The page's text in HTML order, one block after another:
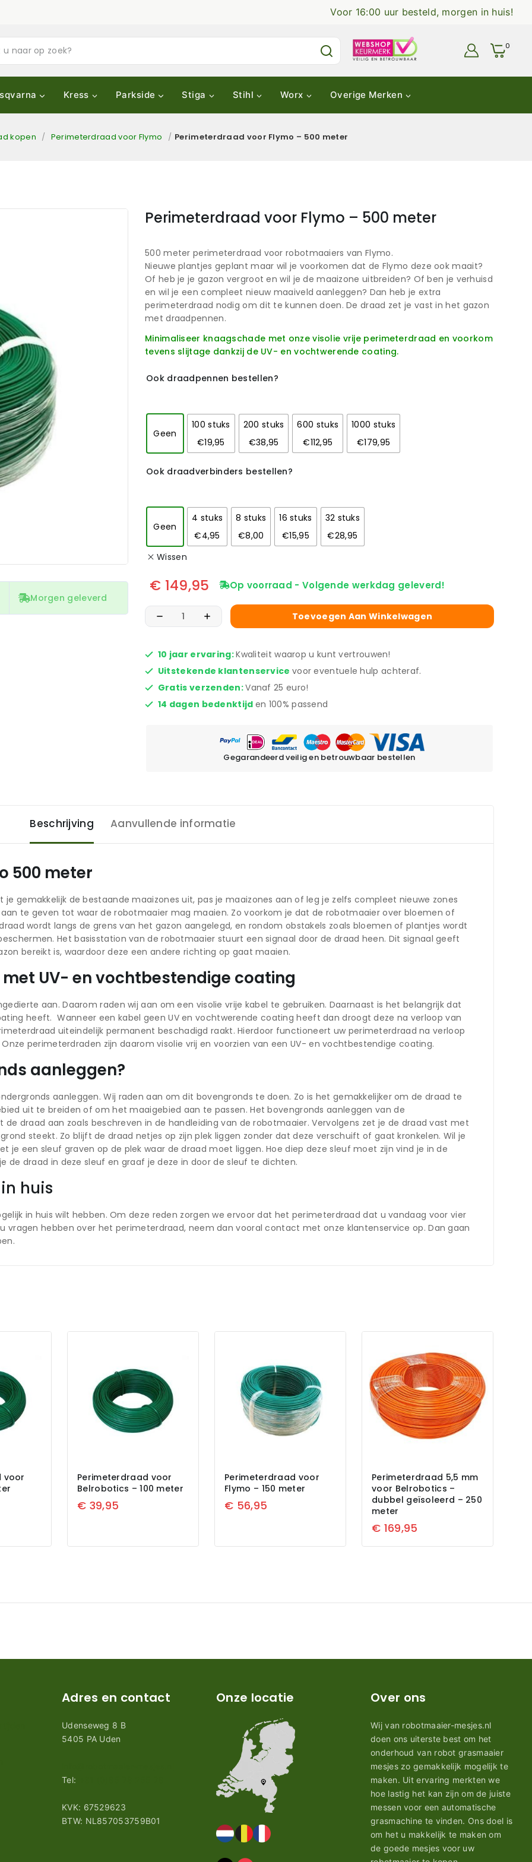
Voor 16:00 uur besteld, morgen in huis!
0
Kress Parkside Stiga Stihl Worx Overige Merken
kopen / Perimeterdraad voor Flymo / Perimeterdraad voor Flymo – 500 meter
Morgen geleverd
Perimeterdraad voor Flymo – 500 meter
500 meter perimeterdraad voor robotmaaiers van Flymo.
Nieuwe plantjes geplant maar wil je voorkomen dat de Flymo deze ook maait?
Of heb je je gazon vergroot en wil je de maaizone uitbreiden? Of ben je verhuisd
en wil je een compleet nieuw maaiveld aanleggen? Dan heb je extra
perimeterdraad nodig om dit te kunnen doen. De draad zet je vast in het gazon
met draadpennen.
Minimaliseer knaagschade met onze visolie vrije perimeterdraad en voorkom
tevens slijtage dankzij de UV- en vochtwerende coating.
Ook draadpennen bestellen?
Geen
100 stuks
€19,95
200 stuks
€38,95
600 stuks
€112,95
1000 stuks
€179,95
Ook draadverbinders bestellen?
Geen
4 stuks
€4,95
8 stuks
€8,00
16 stuks
€15,95
32 stuks
€28,95
Wissen
€ 149,95 Op voorraad - Volgende werkdag geleverd!
Toevoegen Aan Winkelwagen
10 jaar ervaring:Kwaliteit waarop u kunt vertrouwen!
Uitstekende klantenservice voor eventuele hulp achteraf.
Gratis verzenden:Vanaf 25 euro!
14 dagen bedenktijd en 100% passend
Gegarandeerd veilig en betrouwbaar bestellen
Beschrijving Aanvullende informatie
500 meter
gemakkelijk de bestaande maaizones uit, pas je maaizones aan of leg je zelfs compleet nieuwe zones
te geven tot waar de robotmaaier mag maaien. Zo voorkom je dat de robotmaaier over bloemen of
wordt langs de grens van het gazon aangelegd, en rondom obstakels zoals bloemen of plantjes wordt
Het basisstation van de robotmaaier stuurt een signaal door de draad heen. Dit signaal geeft
bereikt is, waardoor deze een andere richting op gaat maaien.
UV- en vochtbestendige coating
aan. Daarom raden wij aan om een visolie vrije kabel te gebruiken. Daarnaast is het belangrijk dat
heeft. Wanneer een kabel geen UV en vochtwerende coating heeft dan droogt deze na verloop van
uiteindelijk permanent beschadigd raakt. Hierdoor functioneert uw perimeterdraad na verloop
perimeterdraden zijn daarom visolie vrij en voorzien van een UV- en vochtbestendige coating.
aanleggen?
aanleggen. Wij raden aan om dit bovengronds te doen. Zo is het gemakkelijker om de draad te
uit te breiden of om het maaigebied aan te passen. Het bovengronds aanleggen van de
draad aan zoals beschreven in de handleiding van de robotmaaier. Vervolgens zet je de draad vast met
steekt. Zo blijft de draad netjes op zijn plek liggen zonder dat deze verschuift of gaat kronkelen. Wil je
je een sleuf graven op de plek waar de draad moet liggen. Hoe diep deze sleuf moet zijn vind je in de
de draad in deze sleuf en graaf je deze in door de sleuf te dichten.
in huis
in huis wilt hebben. Om deze reden zorgen we ervoor dat het perimeterdraad dat u vandaag voor vier
vragen hebben over het perimeterdraad, neem dan vooral contact met onze klantenservice op. Dan gaan
voor
Perimeterdraad voor
Belrobotics – 100 meter
€ 39,95
Perimeterdraad voor
Flymo – 150 meter
€ 56,95
Perimeterdraad 5,5 mm
voor Belrobotics –
dubbel geïsoleerd – 250
meter
€ 169,95
Adres en contact
Udenseweg 8 B
5405 PA Uden
Tel:
KVK: 67529623
BTW: NL857053759B01
Onze locatie Over ons
Wij van robotmaaier-mesjes.nl
doen ons uiterste best om het
onderhoud van robot grasmaaier
mesjes zo gemakkelijk mogelijk te
maken. Uit ervaring merkten we
hoe lastig het kan zijn om de juiste
messen voor een automatische
grasmachine te vinden. Ons doel is
om het u makkelijk te maken om
de goede mesjes voor uw